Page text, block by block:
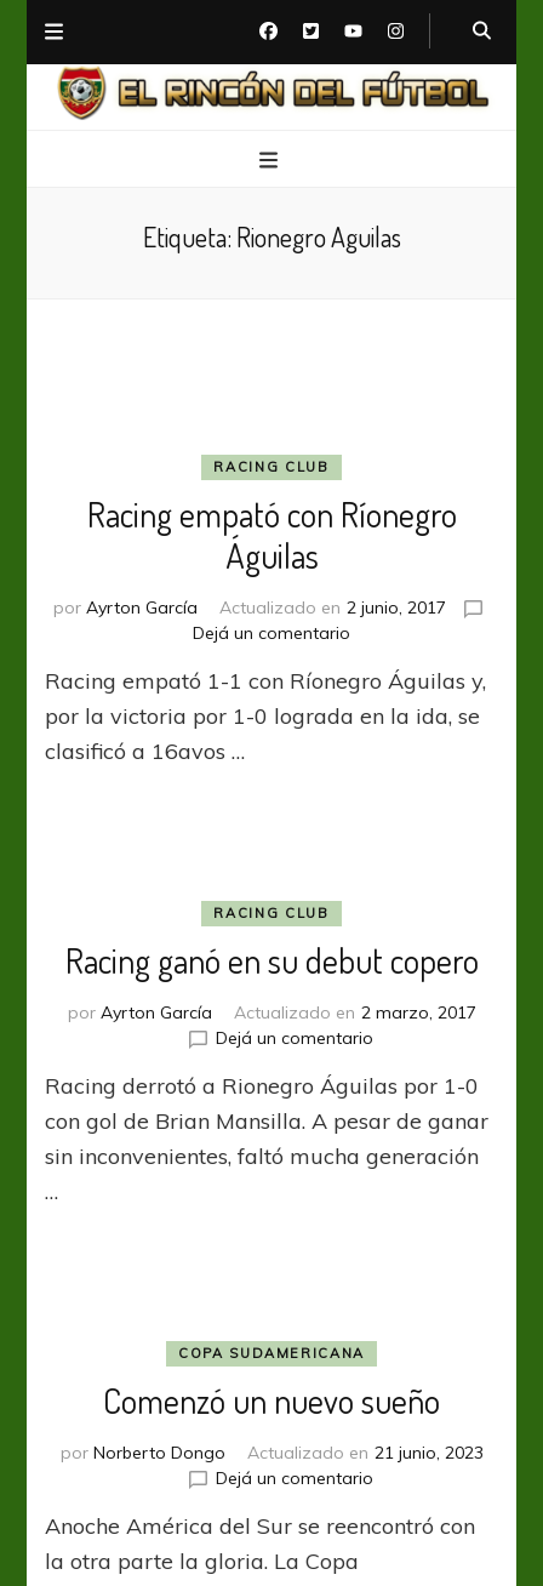
Etiqueta: Rionegro Aguilas
RACING CLUB
Racing empató con Ríonegro
Águilas
por Ayrton García Actualizado en 2 junio, 2017
Dejá un comentario
empató
con
Racing empató 1-1 con Ríonegro Águilas y,
por la victoria por 1-0 lograda en la ida, se
clasificó a 16avos …
RACING CLUB
Racing ganó en su debut copero
por Ayrton García Actualizado en 2 marzo, 2017
Dejá un comentarioen
ganó
en
debut
Racing derrotó a Rionegro Águilas por 1-0
con gol de Brian Mansilla. A pesar de ganar
sin inconvenientes, faltó mucha generación
…
COPA SUDAMERICANA
Comenzó un nuevo sueño
por Norberto Dongo Actualizado en 21 junio, 2023
Dejá un comentarioen
un
Anoche América del Sur se reencontró con
la otra parte la gloria. La Copa